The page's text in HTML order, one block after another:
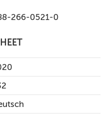
266-0521-0